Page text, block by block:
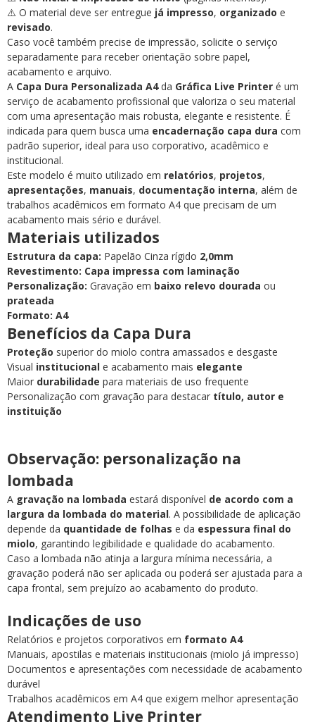
⚠️ O material deve ser entregue já impresso, organizado e
revisado.
Caso você também precise de impressão, solicite o serviço
separadamente para receber orientação sobre papel,
acabamento e arquivo.
A Capa Dura Personalizada A4da Gráfica Live Printer é um
serviço de acabamento profissional que valoriza o seu material
com uma apresentação mais robusta, elegante e resistente. É
indicada para quem busca uma encadernação capa dura com
padrão superior, ideal para uso corporativo, acadêmico e
institucional.
Este modelo é muito utilizado em relatórios, projetos,
apresentações, manuais, documentação interna, além de
trabalhos acadêmicos em formato A4 que precisam de um
acabamento mais sério e durável.
Materiais utilizados
Estrutura da capa: Papelão Cinza rígido 2,0mm
Revestimento: Capa impressa com laminação
Personalização: Gravação em baixo relevo dourada ou
prateada
Formato: A4
Benefícios da Capa Dura
Proteção superior do miolo contra amassados e desgaste
Visual institucional e acabamento mais elegante
Maior durabilidade para materiais de uso frequente
Personalização com gravação para destacar título, autor e
instituição
Observação: personalização na
lombada
A gravação na lombada estará disponível de acordo com a
largura da lombada do material. A possibilidade de aplicação
depende da quantidade de folhas e da espessura final do
miolo, garantindo legibilidade e qualidade do acabamento.
Caso a lombada não atinja a largura mínima necessária, a
gravação poderá não ser aplicada ou poderá ser ajustada para a
capa frontal, sem prejuízo ao acabamento do produto.
Indicações de uso
Relatórios e projetos corporativos em formato A4
Manuais, apostilas e materiais institucionais (miolo já impresso)
Documentos e apresentações com necessidade de acabamento
durável
Trabalhos acadêmicos em A4 que exigem melhor apresentação
Atendimento Live Printer